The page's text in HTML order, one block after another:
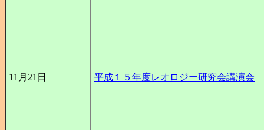
11月21日 平成１５年度レオロジー研究会講演会